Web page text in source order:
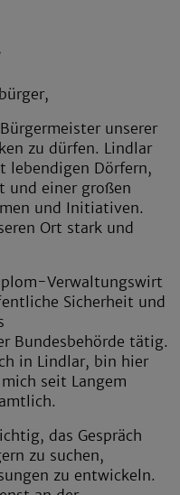
unserer
zu dürfen. Lindlar
lebendigen Dörfern,
und einer großen
und Initiativen.
Ort stark und
Verwaltungswirt
Sicherheit und
Bundesbehörde tätig.
in Lindlar, bin hier
seit Langem
das Gespräch
zu suchen,
zu entwickeln.